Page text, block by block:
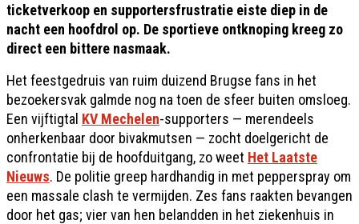
ticketverkoop en supportersfrustratie eiste diep in de
nacht een hoofdrol op. De sportieve ontknoping kreeg zo
direct een bittere nasmaak.
Het feestgedruis van ruim duizend Brugse fans in het
bezoekersvak galmde nog na toen de sfeer buiten omsloeg.
Een vijftigtal KV Mechelen-supporters — merendeels
onherkenbaar door bivakmutsen — zocht doelgericht de
confrontatie bij de hoofduitgang, zo weet Het Laatste
Nieuws. De politie greep hardhandig in met pepperspray om
een massale clash te vermijden. Zes fans raakten bevangen
door het gas; vier van hen belandden in het ziekenhuis in